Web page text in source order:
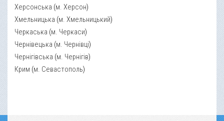
Херсонська (м. Херсон)
Хмельницька (м. Хмельницький)
Черкаська (м. Черкаси)
Чернівецька (м. Чернівці)
Чернігівська (м. Чернігів)
Крим (м. Севастополь)